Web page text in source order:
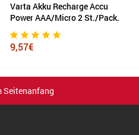
Varta Akku Recharge Accu
Power AAA/Micro 2 St./Pack.
9,57€
Seitenanfang